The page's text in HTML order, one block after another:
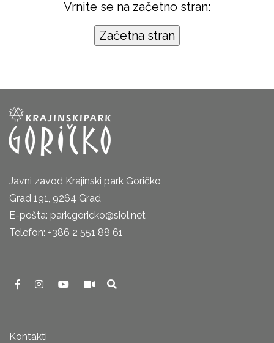
Vrnite se na začetno stran:
Javni zavod Krajinski park Goričko
Grad 191, 9264 Grad
E-pošta: park.goricko@siol.net
Telefon: +386 2 551 88 61
Kontakti